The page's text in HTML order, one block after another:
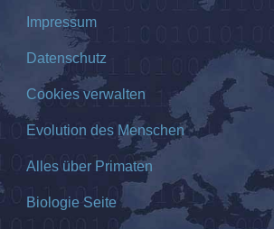
Impressum
Datenschutz
Cookies verwalten
Evolution des Menschen
Alles über Primaten
Biologie Seite